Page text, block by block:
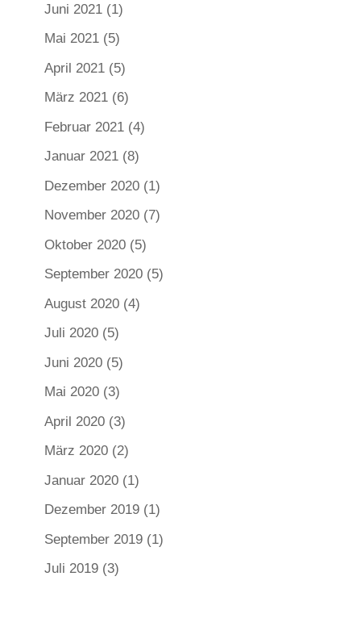
Juni 2021(1)
Mai 2021(5)
April 2021(5)
März 2021(6)
Februar 2021(4)
Januar 2021(8)
Dezember 2020(1)
November 2020(7)
Oktober 2020(5)
September 2020(5)
August 2020(4)
Juli 2020(5)
Juni 2020(5)
Mai 2020(3)
April 2020(3)
März 2020(2)
Januar 2020(1)
Dezember 2019(1)
September 2019(1)
Juli 2019(3)